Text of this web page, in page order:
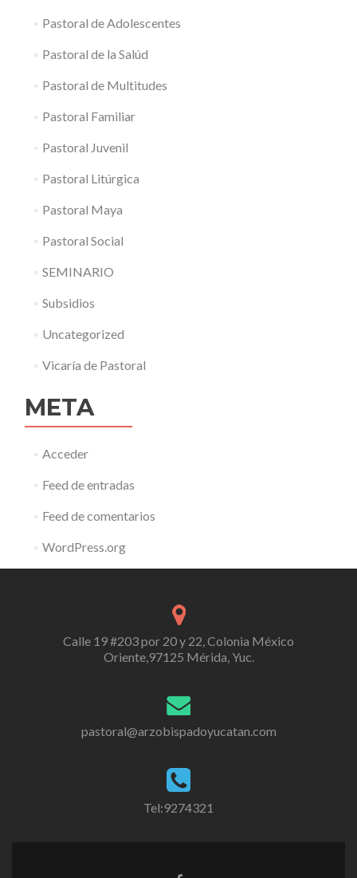
Pastoral de Adolescentes
Pastoral de la Salúd
Pastoral de Multitudes
Pastoral Familiar
Pastoral Juvenil
Pastoral Litúrgica
Pastoral Maya
Pastoral Social
SEMINARIO
Subsidios
Uncategorized
Vicaría de Pastoral
META
Acceder
Feed de entradas
Feed de comentarios
WordPress.org
Calle 19 #203 por 20 y 22, Colonia México
Oriente,97125 Mérida, Yuc.
pastoral@arzobispadoyucatan.com
Tel:9274321